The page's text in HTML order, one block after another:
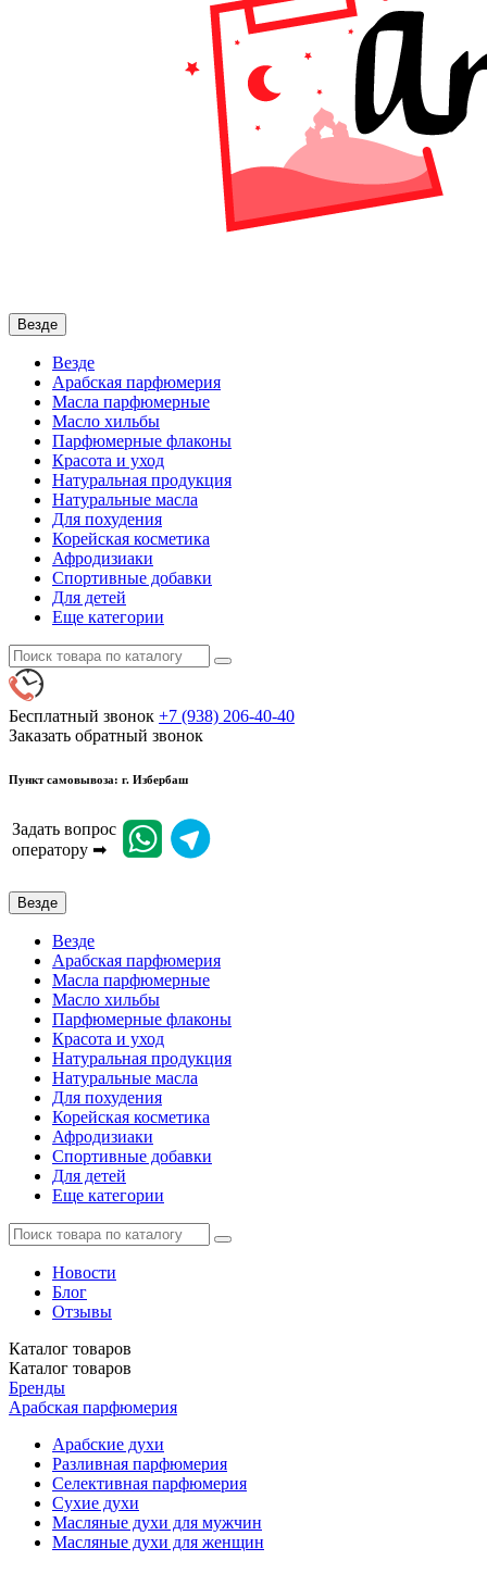
Везде
Везде
Арабская парфюмерия
Масла парфюмерные
Масло хильбы
Парфюмерные флаконы
Красота и уход
Натуральная продукция
Натуральные масла
Для похудения
Корейская косметика
Афродизиаки
Спортивные добавки
Для детей
Еще категории
Бесплатный звонок +7 (938) 206-40-40
Заказать обратный звонок
Пункт самовывоза: г. Избербаш
Задать вопрос
оператору ➡
Везде
Везде
Арабская парфюмерия
Масла парфюмерные
Масло хильбы
Парфюмерные флаконы
Красота и уход
Натуральная продукция
Натуральные масла
Для похудения
Корейская косметика
Афродизиаки
Спортивные добавки
Для детей
Еще категории
Новости
Блог
Отзывы
Каталог товаров
Каталог товаров
Бренды
Арабская парфюмерия
Арабские духи
Разливная парфюмерия
Селективная парфюмерия
Сухие духи
Масляные духи для мужчин
Масляные духи для женщин